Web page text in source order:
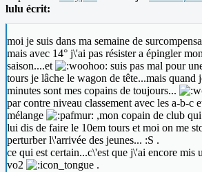
lulu écrit:
moi je suis dans ma semaine de
mais avec 14° j\'ai pas résister a épingler
saison....et
suis pas mal pour
tours je lâche le wagon de tête...mais quand
minutes sont mes copains de toujours...
par contre niveau classement avec les a-b-c
mélange
,mon copain de club
lui dis de faire le 10em tours et moi on me
perturber l\'arrivée des jeunes... :S .
ce qui est certain...c\'est que j\'ai encore mis
vo2
.